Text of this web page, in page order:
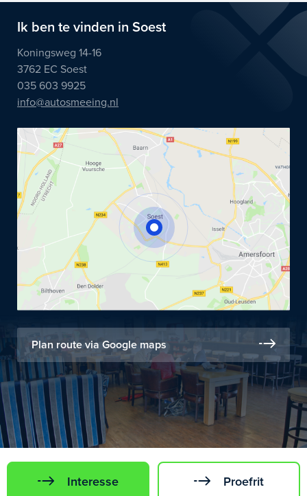
Ik ben te vinden in Soest
Koningsweg 14-16
3762 EC Soest
035 603 9925
info@autosmeeing.nl
Plan route via Google maps
Interesse Proefrit